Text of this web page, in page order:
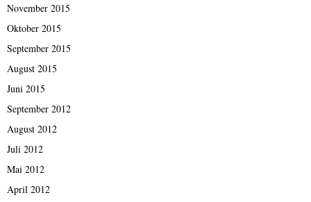
November 2015
Oktober 2015
September 2015
August 2015
Juni 2015
September 2012
August 2012
Juli 2012
Mai 2012
April 2012